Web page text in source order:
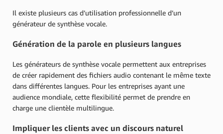
Il existe plusieurs cas d’utilisation professionnelle d’un
générateur de synthèse vocale.
Génération de la parole en plusieurs langues
Les générateurs de synthèse vocale permettent aux entreprises
de créer rapidement des fichiers audio contenant le même texte
dans différentes langues. Pour les entreprises ayant une
audience mondiale, cette flexibilité permet de prendre en
charge une clientèle multilingue.
Impliquer les clients avec un discours naturel